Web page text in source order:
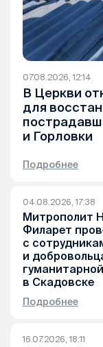
07.08.2026, 12:14
В Церкви
для
и Горловки
Подробнее
04.08.2026, 17:38
Митрополит
Филарет
с
и
в Скадовске
Подробнее
16.07.2026, 18:11